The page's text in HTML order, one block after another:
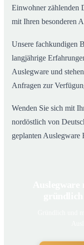
Einwohner zählenden
mit Ihren besonderen
Unsere fachkundigen
langjährige
Auslegware und
Anfragen zur
Wenden Sie sich mit
nordöstlich von
geplanten Auslegware